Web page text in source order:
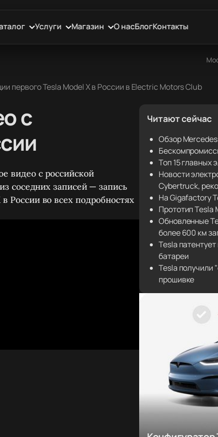
Услуги Магазин О насБлогКонтакты
первого Tesla Model X в России в Electric Motors Club
с
видео с российской
соседних записей — запись
России во всех подробностях
Читают сейчас
Обзор
Топ 15 главных
Новости
Cybertruck,
На Gigafactory
Прототип Tesla
Обновленные
более 600 км
Tesla
батареи
Tesla получили
прошивке